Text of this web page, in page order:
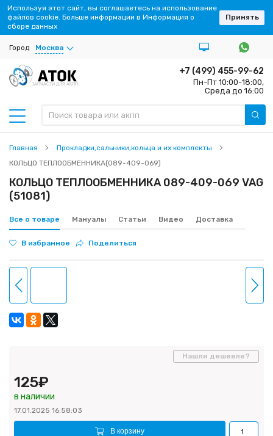
Город Москва
ЗАПЧАСТИ ДЛЯ АКПП
+7 (499) 455-99-62
Пн-Пт 10:00-18:00,
Среда до 16:00
Главная
Прокладки,сальники,кольца и их комплекты
КОЛЬЦО ТЕПЛООБМЕННИКА(089-409-069)
КОЛЬЦО ТЕПЛООБМЕННИКА 089-409-069 VAG
(51081)
Все о товаре Мануалы Статьи Видео Доставка
В избранное Поделиться
125₽
в наличии
17.01.2025 16:58:03
В корзину
Нашли дешевле?
Используя этот сайт, вы соглашаетесь на использование
файлов cookie. Больше информации в Информация о
сборе данных
Принять